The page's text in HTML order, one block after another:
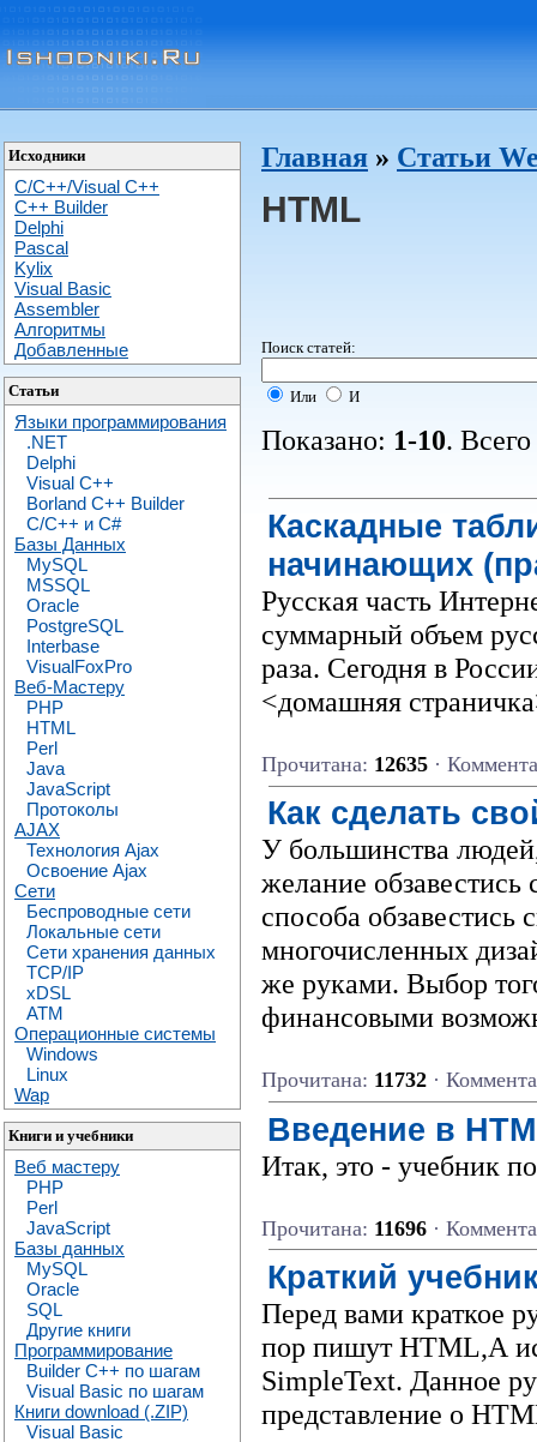
Исходники
C/C++/Visual C++
С++ Builder
Delphi
Pascal
Kylix
Visual Basic
Assembler
Алгоритмы
Добавленные
Статьи
Языки программирования
.NET
Delphi
Visual C++
Borland C++ Builder
C/С++ и C#
Базы Данных
MySQL
MSSQL
Oracle
PostgreSQL
Interbase
VisualFoxPro
Веб-Мастеру
PHP
HTML
Perl
Java
JavaScript
Протоколы
AJAX
Технология Ajax
Освоение Ajax
Сети
Беспроводные сети
Локальные сети
Сети хранения данных
TCP/IP
xDSL
ATM
Операционные системы
Windows
Linux
Wap
Книги и учебники
Веб мастеру
PHP
Perl
JavaScript
Базы данных
MySQL
Oracle
SQL
Другие книги
Программирование
Builder C++ по шагам
Visual Basic по шагам
Книги download (.ZIP)
Visual Basic
Главная » Статьи
HTML
Поиск статей:
Или И
Показано: 1-10.
Каскадные
начинающих
Русская часть
суммарный объем
раза. Сегодня в
<домашняя
Прочитана: 12635 ·
Как сделать
У большинства
желание
способа
многочисленных
же руками. Выбор
финансовыми
Прочитана: 11732 ·
Введение в
Итак, это - учебник
Прочитана: 11696 ·
Краткий
Перед вами краткое
пор пишут HTML,А
SimpleText. Данное
представление о